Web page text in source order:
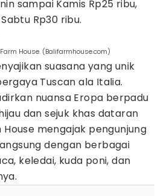
sampai Kamis Rp25 ribu,
Rp30 ribu.
House. (Balifarmhouse.com)
suasana yang unik
Tuscan ala Italia.
nuansa Eropa berpadu
dan sejuk khas dataran
House mengajak pengunjung
dengan berbagai
keledai, kuda poni, dan